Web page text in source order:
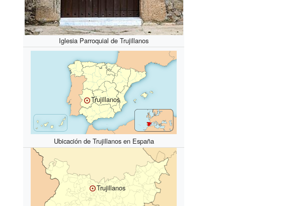
Iglesia Parroquial de Trujillanos
Trujillanos
Ubicación de Trujillanos en España
Trujillanos